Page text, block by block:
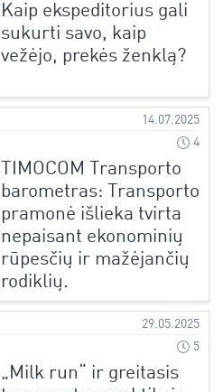
Kaip ekspeditorius gali
sukurti savo, kaip
vežėjo, prekės ženklą?
14.07.2025
4
TIMOCOM Transporto
barometras: Transporto
pramonė išlieka tvirta
nepaisant ekonominių
rūpesčių ir mažėjančių
rodiklių.
29.05.2025
5
„Milk run“ ir greitasis